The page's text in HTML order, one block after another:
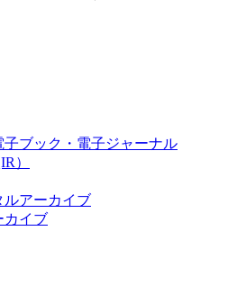
子ブック・電子ジャーナル
）
ルアーカイブ
カイブ